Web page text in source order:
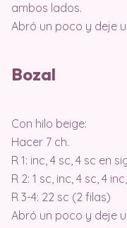
ambos lados.
Abró un poco y deje
Bozal
Con hilo beige:
Hacer 7 ch.
R 1: inc, 4 sc, 4 sc en
R 2: 1 sc, inc, 4 sc, 4
R 3-4: 22 sc (2 filas)
Abró un poco y deje